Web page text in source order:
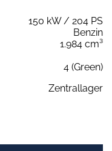
150 kW / 204 PS
Benzin
1.984 cm³
4 (Green)
Zentrallager